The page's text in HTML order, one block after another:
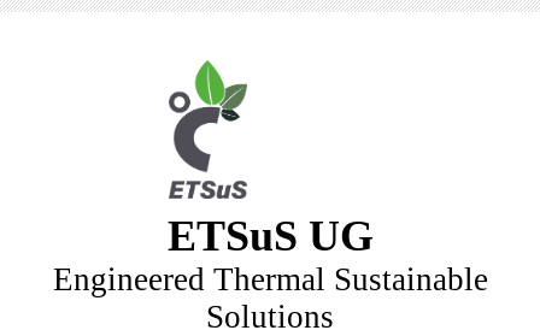
ETSuS UG
Engineered Thermal Sustainable
Solutions